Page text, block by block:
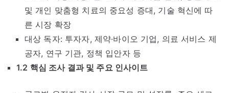
및 개인 맞춤형 치료의 중요성 증대, 기술 혁신에 따
른 시장 확장
대상 독자: 투자자, 제약·바이오 기업, 의료 서비스 제
공자, 연구 기관, 정책 입안자 등
1.2 핵심 조사 결과 및 주요 인사이트